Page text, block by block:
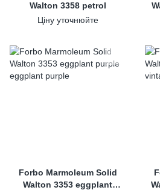
Walton 3358 petrol
Ціну уточнюйте
Forbo Marmoleum Solid
Walton 3353 eggplant